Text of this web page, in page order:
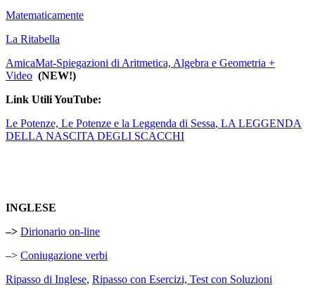
Matematicamente
La Ritabella
AmicaMat-Spiegazioni di Aritmetica, Algebra e Geometria +
Video (NEW!)
Link Utili YouTube:
Le Potenze, Le Potenze e la Leggenda di Sessa, LA LEGGENDA
DELLA NASCITA DEGLI SCACCHI
INGLESE
–> Dirionario on-line
–> Coniugazione verbi
Ripasso di Inglese, Ripasso con Esercizi, Test con Soluzioni